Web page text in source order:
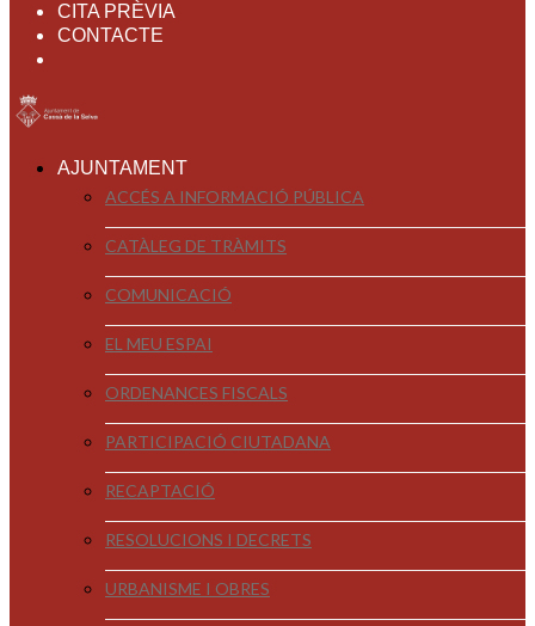
CITA PRÈVIA
CONTACTE
AJUNTAMENT
ACCÉS A INFORMACIÓ PÚBLICA
CATÀLEG DE TRÀMITS
COMUNICACIÓ
EL MEU ESPAI
ORDENANCES FISCALS
PARTICIPACIÓ CIUTADANA
RECAPTACIÓ
RESOLUCIONS I DECRETS
URBANISME I OBRES